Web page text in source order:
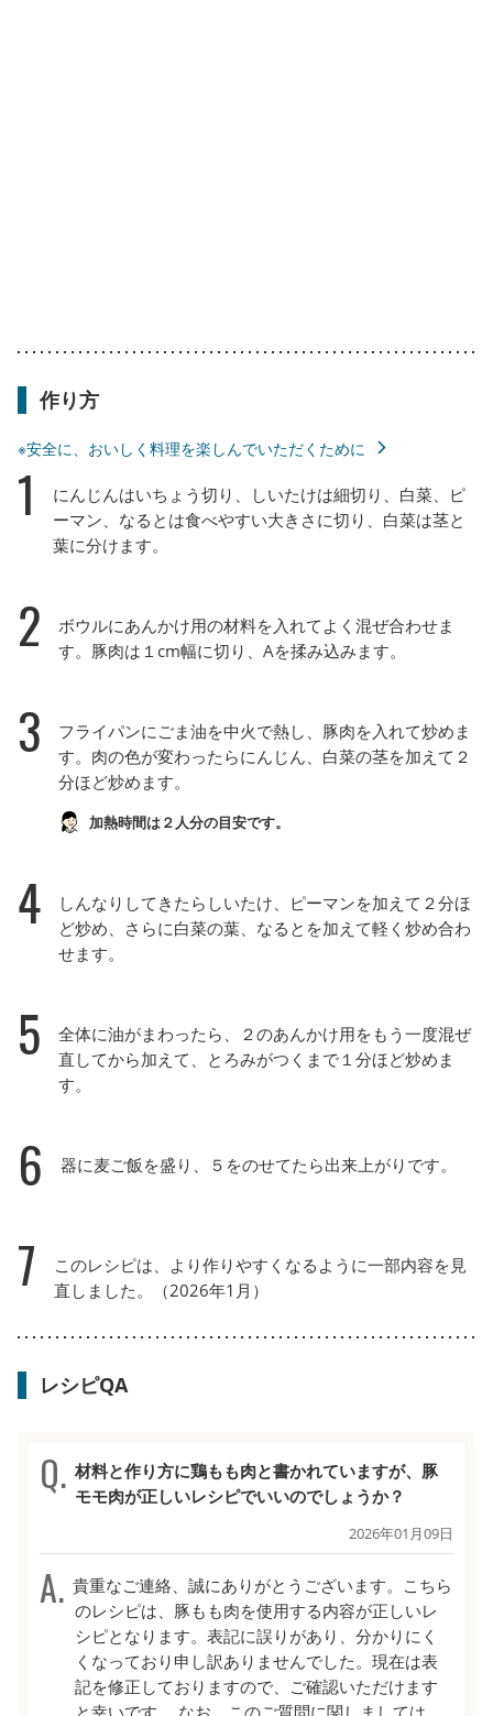
作り方
※安全に、おいしく料理を楽しんでいただくために
1
にんじんはいちょう切り、しいたけは細切り、白菜、ピ
ーマン、なるとは食べやすい大きさに切り、白菜は茎と
葉に分けます。
2
ボウルにあんかけ用の材料を入れてよく混ぜ合わせま
す。豚肉は１cm幅に切り、Aを揉み込みます。
3
フライパンにごま油を中火で熱し、豚肉を入れて炒めま
す。肉の色が変わったらにんじん、白菜の茎を加えて２
分ほど炒めます。
加熱時間は２人分の目安です。
4
しんなりしてきたらしいたけ、ピーマンを加えて２分ほ
ど炒め、さらに白菜の葉、なるとを加えて軽く炒め合わ
せます。
5
全体に油がまわったら、２のあんかけ用をもう一度混ぜ
直してから加えて、とろみがつくまで１分ほど炒めま
す。
6 器に麦ご飯を盛り、５をのせてたら出来上がりです。
7
このレシピは、より作りやすくなるように一部内容を見
直しました。（2026年1月）
レシピQA
材料と作り方に鶏もも肉と書かれていますが、豚
モモ肉が正しいレシピでいいのでしょうか？
2026年01月09日
貴重なご連絡、誠にありがとうございます。こちら
のレシピは、豚もも肉を使用する内容が正しいレ
シピとなります。表記に誤りがあり、分かりにく
くなっており申し訳ありませんでした。現在は表
記を修正しておりますので、ご確認いただけます
と幸いです。 なお、このご質問に関しましては、